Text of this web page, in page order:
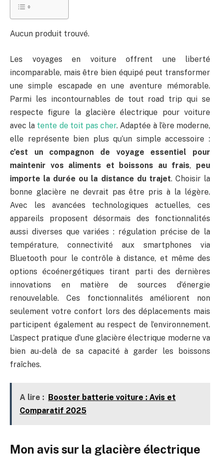
Aucun produit trouvé.
Les voyages en voiture offrent une liberté
incomparable, mais être bien équipé peut transformer
une simple escapade en une aventure mémorable.
Parmi les incontournables de tout road trip qui se
respecte figure la glacière électrique pour voiture
avec la tente de toit pas cher. Adaptée à l’ère moderne,
elle représente bien plus qu’un simple accessoire :
c’est un compagnon de voyage essentiel pour
maintenir vos aliments et boissons au frais, peu
importe la durée ou la distance du trajet. Choisir la
bonne glacière ne devrait pas être pris à la légère.
Avec les avancées technologiques actuelles, ces
appareils proposent désormais des fonctionnalités
aussi diverses que variées : régulation précise de la
température, connectivité aux smartphones via
Bluetooth pour le contrôle à distance, et même des
options écoénergétiques tirant parti des dernières
innovations en matière de sources d’énergie
renouvelable. Ces fonctionnalités améliorent non
seulement votre confort lors des déplacements mais
participent également au respect de l’environnement.
L’aspect pratique d’une glacière électrique moderne va
bien au-delà de sa capacité à garder les boissons
fraîches.
A lire : Booster batterie voiture : Avis et
Comparatif 2025
Mon avis sur la glacière électrique